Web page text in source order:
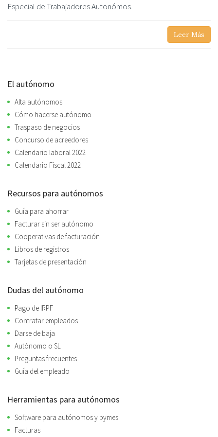
Especial de Trabajadores Autonómos.
Leer Más
El autónomo
Alta autónomos
Cómo hacerse autónomo
Traspaso de negocios
Concurso de acreedores
Calendario laboral 2022
Calendario Fiscal 2022
Recursos para autónomos
Guía para ahorrar
Facturar sin ser autónomo
Cooperativas de facturación
Libros de registros
Tarjetas de presentación
Dudas del autónomo
Pago de IRPF
Contratar empleados
Darse de baja
Autónomo o SL
Preguntas frecuentes
Guía del empleado
Herramientas para autónomos
Software para autónomos y pymes
Facturas